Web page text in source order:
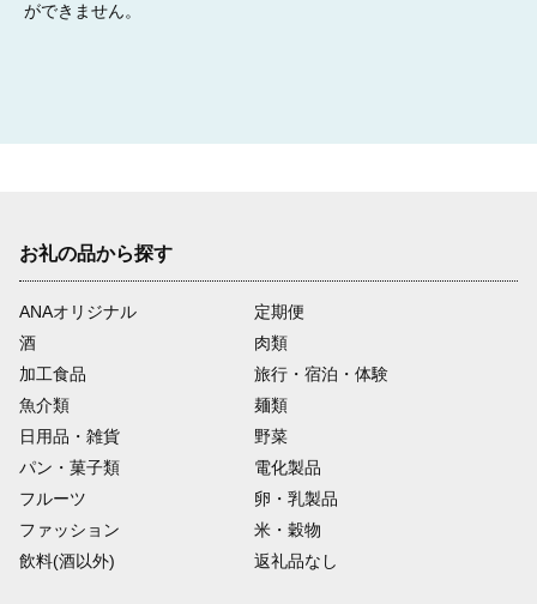
8. 行財政の分野
ができません。
お礼の品から探す
ANAオリジナル
定期便
酒
肉類
加工食品
旅行・宿泊・体験
魚介類
麺類
日用品・雑貨
野菜
パン・菓子類
電化製品
フルーツ
卵・乳製品
ファッション
米・穀物
飲料(酒以外)
返礼品なし